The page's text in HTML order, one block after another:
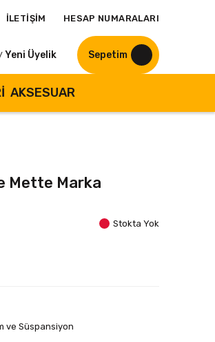
İLETİŞİM HESAP NUMARALARI
Yeni Üyelik Sepetim
AKSESUAR
Mette Marka
Stokta Yok
ve Süspansiyon